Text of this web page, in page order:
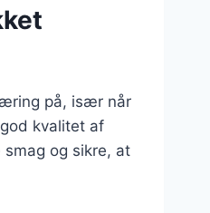
på, især når
kvalitet af
og sikre, at